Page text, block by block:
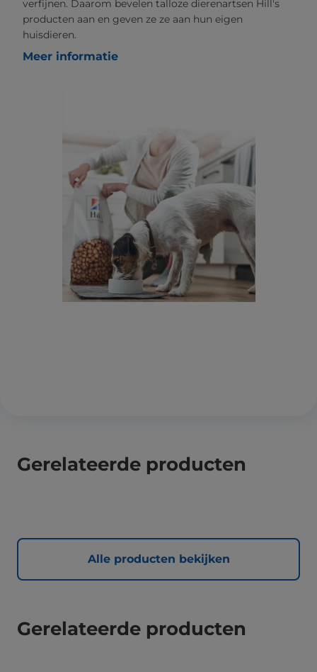
verfijnen. Daarom bevelen talloze dierenartsen Hill's
producten aan en geven ze ze aan hun eigen
huisdieren.
Meer informatie
Gerelateerde producten
Alle producten bekijken
Gerelateerde producten